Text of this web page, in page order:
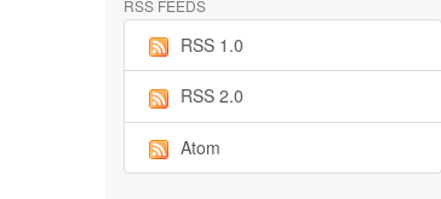
RSS FEEDS
RSS 1.0
RSS 2.0
Atom